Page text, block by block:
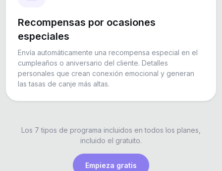
Recompensas por ocasiones
especiales
Envía automáticamente una recompensa especial en el
cumpleaños o aniversario del cliente. Detalles
personales que crean conexión emocional y generan
las tasas de canje más altas.
Los 7 tipos de programa incluidos en todos los planes,
incluido el gratuito.
Empieza gratis